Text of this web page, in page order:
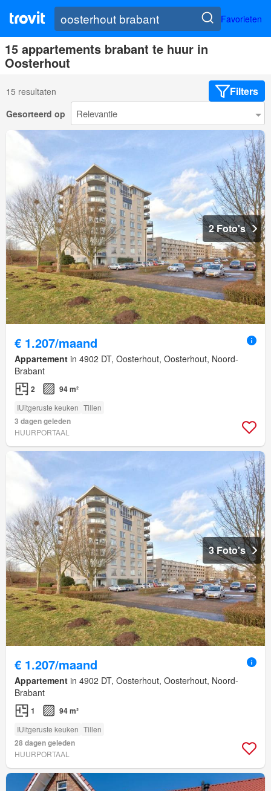
Favorieten
15 appartements brabant te huur in
Oosterhout
15 resultaten Filters
Gesorteerd op
2 Foto's
€ 1.207/maand
Appartement in 4902 DT, Oosterhout, Oosterhout, Noord-
Brabant
2 94 m²
IUitgeruste keuken Tillen
3 dagen geleden
HUURPORTAAL
3 Foto's
€ 1.207/maand
Appartement in 4902 DT, Oosterhout, Oosterhout, Noord-
Brabant
1 94 m²
IUitgeruste keuken Tillen
28 dagen geleden
HUURPORTAAL